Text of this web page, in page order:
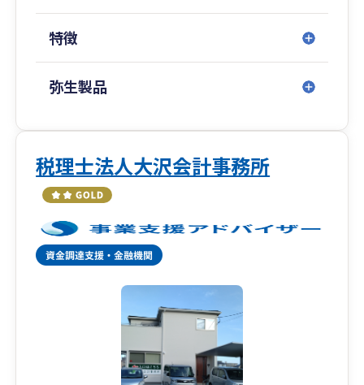
未来も守らなければなりません。
当事務所は、ビジネススクールで経営学を修めた
果を最大化するとともに節税以外の視点からも
「豊かさ」へアプローチします。
お客さまが「好きな仕事」「得意な仕事」へ没頭
できる環境を整えるためのサービスをご提供しま
す。
特徴
弥生製品
税理士法人大沢会計事務所